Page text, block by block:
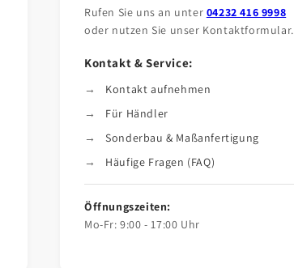
Rufen Sie uns an unter 04232 416 9998
oder nutzen Sie unser Kontaktformular.
Kontakt & Service:
Kontakt aufnehmen
Für Händler
Sonderbau & Maßanfertigung
Häufige Fragen (FAQ)
Öffnungszeiten:
Mo-Fr: 9:00 - 17:00 Uhr